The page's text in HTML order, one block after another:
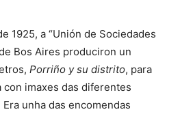
1925, a “Unión de Sociedades
Bos Aires produciron un
Porriño y su distrito, para
imaxes das diferentes
unha das encomendas